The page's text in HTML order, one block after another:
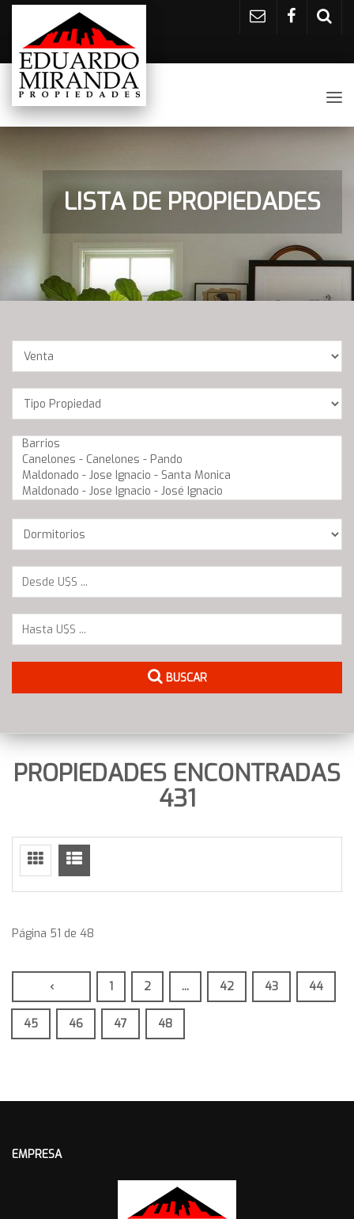
LISTA DE PROPIEDADES
Operación
Location
Barrios
Dormitorios
BUSCAR
PROPIEDADES ENCONTRADAS
431
Página 51 de 48
‹ 1 2 ... 42 43 44
45 46 47 48
EMPRESA